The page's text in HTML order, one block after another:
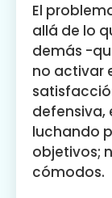
El
allá de lo
demás -
no activar
defensiva,
luchando
objetivos;
cómodos.